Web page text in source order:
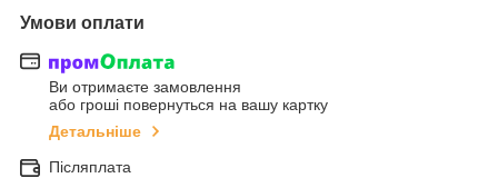
Умови оплати
Ви отримаєте замовлення
або гроші повернуться на вашу картку
Детальніше
Післяплата